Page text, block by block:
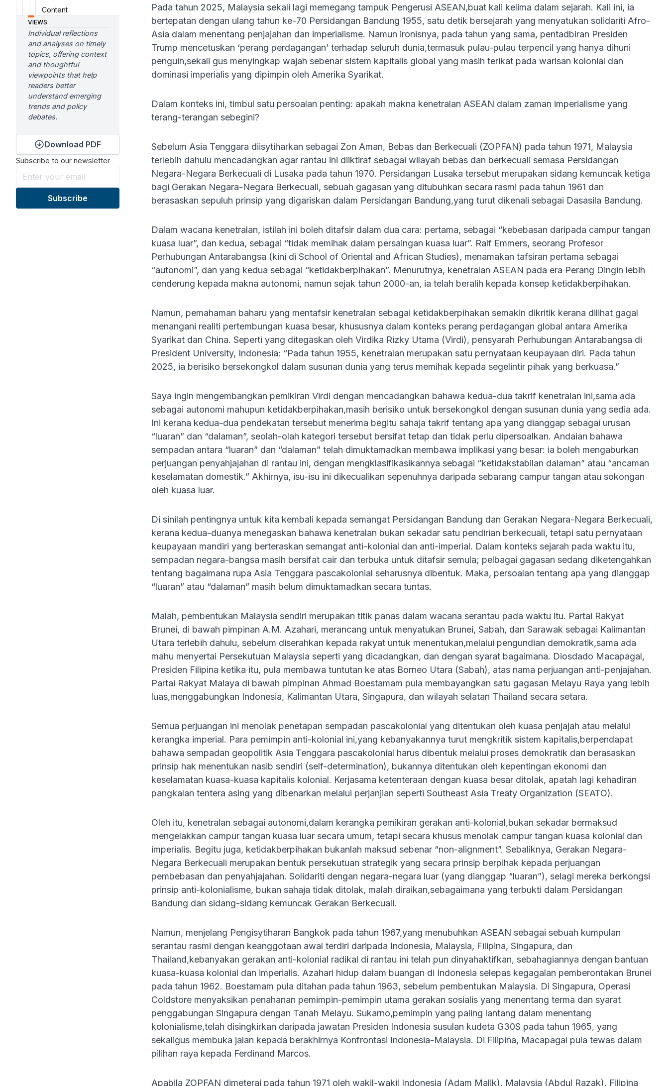
Content
VIEWS
Individual reflections
and analyses on timely
topics, offering context
and thoughtful
viewpoints that help
readers better
understand emerging
trends and policy
debates.
Download PDF
Subscribe to our newsletter
Pada tahun 2025, Malaysia sekali lagi memegang tampuk Pengerusi ASEAN,buat kali kelima dalam sejarah. Kali ini, ia
bertepatan dengan ulang tahun ke-70 Persidangan Bandung 1955, satu detik bersejarah yang menyatukan solidariti Afro-
Asia dalam menentang penjajahan dan imperialisme. Namun ironisnya, pada tahun yang sama, pentadbiran Presiden
Trump mencetuskan ‘perang perdagangan’ terhadap seluruh dunia,termasuk pulau-pulau terpencil yang hanya dihuni
penguin,sekali gus menyingkap wajah sebenar sistem kapitalis global yang masih terikat pada warisan kolonial dan
dominasi imperialis yang dipimpin oleh Amerika Syarikat.
Dalam konteks ini, timbul satu persoalan penting: apakah makna kenetralan ASEAN dalam zaman imperialisme yang
terang-terangan sebegini?
Sebelum Asia Tenggara diisytiharkan sebagai Zon Aman, Bebas dan Berkecuali (ZOPFAN) pada tahun 1971, Malaysia
terlebih dahulu mencadangkan agar rantau ini diiktiraf sebagai wilayah bebas dan berkecuali semasa Persidangan
Negara-Negara Berkecuali di Lusaka pada tahun 1970. Persidangan Lusaka tersebut merupakan sidang kemuncak ketiga
bagi Gerakan Negara-Negara Berkecuali, sebuah gagasan yang ditubuhkan secara rasmi pada tahun 1961 dan
berasaskan sepuluh prinsip yang digariskan dalam Persidangan Bandung,yang turut dikenali sebagai Dasasila Bandung.
Dalam wacana kenetralan, istilah ini boleh ditafsir dalam dua cara: pertama, sebagai “kebebasan daripada campur tangan
kuasa luar”, dan kedua, sebagai “tidak memihak dalam persaingan kuasa luar”. Ralf Emmers, seorang Profesor
Perhubungan Antarabangsa (kini di School of Oriental and African Studies), menamakan tafsiran pertama sebagai
“autonomi”, dan yang kedua sebagai “ketidakberpihakan”. Menurutnya, kenetralan ASEAN pada era Perang Dingin lebih
cenderung kepada makna autonomi, namun sejak tahun 2000-an, ia telah beralih kepada konsep ketidakberpihakan.
Namun, pemahaman baharu yang mentafsir kenetralan sebagai ketidakberpihakan semakin dikritik kerana dilihat gagal
menangani realiti pertembungan kuasa besar, khususnya dalam konteks perang perdagangan global antara Amerika
Syarikat dan China. Seperti yang ditegaskan oleh Virdika Rizky Utama (Virdi), pensyarah Perhubungan Antarabangsa di
President University, Indonesia: “Pada tahun 1955, kenetralan merupakan satu pernyataan keupayaan diri. Pada tahun
2025, ia berisiko bersekongkol dalam susunan dunia yang terus memihak kepada segelintir pihak yang berkuasa.”
Saya ingin mengembangkan pemikiran Virdi dengan mencadangkan bahawa kedua-dua takrif kenetralan ini,sama ada
sebagai autonomi mahupun ketidakberpihakan,masih berisiko untuk bersekongkol dengan susunan dunia yang sedia ada.
Ini kerana kedua-dua pendekatan tersebut menerima begitu sahaja takrif tentang apa yang dianggap sebagai urusan
“luaran” dan “dalaman”, seolah-olah kategori tersebut bersifat tetap dan tidak perlu dipersoalkan. Andaian bahawa
sempadan antara “luaran” dan “dalaman” telah dimuktamadkan membawa implikasi yang besar: ia boleh mengaburkan
perjuangan penyahjajahan di rantau ini, dengan mengklasifikasikannya sebagai “ketidakstabilan dalaman” atau “ancaman
keselamatan domestik.” Akhirnya, isu-isu ini dikecualikan sepenuhnya daripada sebarang campur tangan atau sokongan
oleh kuasa luar.
Di sinilah pentingnya untuk kita kembali kepada semangat Persidangan Bandung dan Gerakan Negara-Negara Berkecuali,
kerana kedua-duanya menegaskan bahawa kenetralan bukan sekadar satu pendirian berkecuali, tetapi satu pernyataan
keupayaan mandiri yang berteraskan semangat anti-kolonial dan anti-imperial. Dalam konteks sejarah pada waktu itu,
sempadan negara-bangsa masih bersifat cair dan terbuka untuk ditafsir semula; pelbagai gagasan sedang diketengahkan
tentang bagaimana rupa Asia Tenggara pascakolonial seharusnya dibentuk. Maka, persoalan tentang apa yang dianggap
“luaran” atau “dalaman” masih belum dimuktamadkan secara tuntas.
Malah, pembentukan Malaysia sendiri merupakan titik panas dalam wacana serantau pada waktu itu. Partai Rakyat
Brunei, di bawah pimpinan A.M. Azahari, merancang untuk menyatukan Brunei, Sabah, dan Sarawak sebagai Kalimantan
Utara terlebih dahulu, sebelum diserahkan kepada rakyat untuk menentukan,melalui pengundian demokratik,sama ada
mahu menyertai Persekutuan Malaysia seperti yang dicadangkan, dan dengan syarat bagaimana. Diosdado Macapagal,
Presiden Filipina ketika itu, pula membawa tuntutan ke atas Borneo Utara (Sabah), atas nama perjuangan anti-penjajahan.
Partai Rakyat Malaya di bawah pimpinan Ahmad Boestamam pula membayangkan satu gagasan Melayu Raya yang lebih
luas,menggabungkan Indonesia, Kalimantan Utara, Singapura, dan wilayah selatan Thailand secara setara.
Semua perjuangan ini menolak penetapan sempadan pascakolonial yang ditentukan oleh kuasa penjajah atau melalui
kerangka imperial. Para pemimpin anti-kolonial ini,yang kebanyakannya turut mengkritik sistem kapitalis,berpendapat
bahawa sempadan geopolitik Asia Tenggara pascakolonial harus dibentuk melalui proses demokratik dan berasaskan
prinsip hak menentukan nasib sendiri (self-determination), bukannya ditentukan oleh kepentingan ekonomi dan
keselamatan kuasa-kuasa kapitalis kolonial. Kerjasama ketenteraan dengan kuasa besar ditolak, apatah lagi kehadiran
pangkalan tentera asing yang dibenarkan melalui perjanjian seperti Southeast Asia Treaty Organization (SEATO).
Oleh itu, kenetralan sebagai autonomi,dalam kerangka pemikiran gerakan anti-kolonial,bukan sekadar bermaksud
mengelakkan campur tangan kuasa luar secara umum, tetapi secara khusus menolak campur tangan kuasa kolonial dan
imperialis. Begitu juga, ketidakberpihakan bukanlah maksud sebenar “non-alignment”. Sebaliknya, Gerakan Negara-
Negara Berkecuali merupakan bentuk persekutuan strategik yang secara prinsip berpihak kepada perjuangan
pembebasan dan penyahjajahan. Solidariti dengan negara-negara luar (yang dianggap “luaran”), selagi mereka berkongsi
prinsip anti-kolonialisme, bukan sahaja tidak ditolak, malah diraikan,sebagaimana yang terbukti dalam Persidangan
Bandung dan sidang-sidang kemuncak Gerakan Berkecuali.
Namun, menjelang Pengisytiharan Bangkok pada tahun 1967,yang menubuhkan ASEAN sebagai sebuah kumpulan
serantau rasmi dengan keanggotaan awal terdiri daripada Indonesia, Malaysia, Filipina, Singapura, dan
Thailand,kebanyakan gerakan anti-kolonial radikal di rantau ini telah pun dinyahaktifkan, sebahagiannya dengan bantuan
kuasa-kuasa kolonial dan imperialis. Azahari hidup dalam buangan di Indonesia selepas kegagalan pemberontakan Brunei
pada tahun 1962. Boestamam pula ditahan pada tahun 1963, sebelum pembentukan Malaysia. Di Singapura, Operasi
Coldstore menyaksikan penahanan pemimpin-pemimpin utama gerakan sosialis yang menentang terma dan syarat
penggabungan Singapura dengan Tanah Melayu. Sukarno,pemimpin yang paling lantang dalam menentang
kolonialisme,telah disingkirkan daripada jawatan Presiden Indonesia susulan kudeta G30S pada tahun 1965, yang
sekaligus membuka jalan kepada berakhirnya Konfrontasi Indonesia-Malaysia. Di Filipina, Macapagal pula tewas dalam
pilihan raya kepada Ferdinand Marcos.
Apabila ZOPFAN dimeterai pada tahun 1971 oleh wakil-wakil Indonesia (Adam Malik), Malaysia (Abdul Razak), Filipina